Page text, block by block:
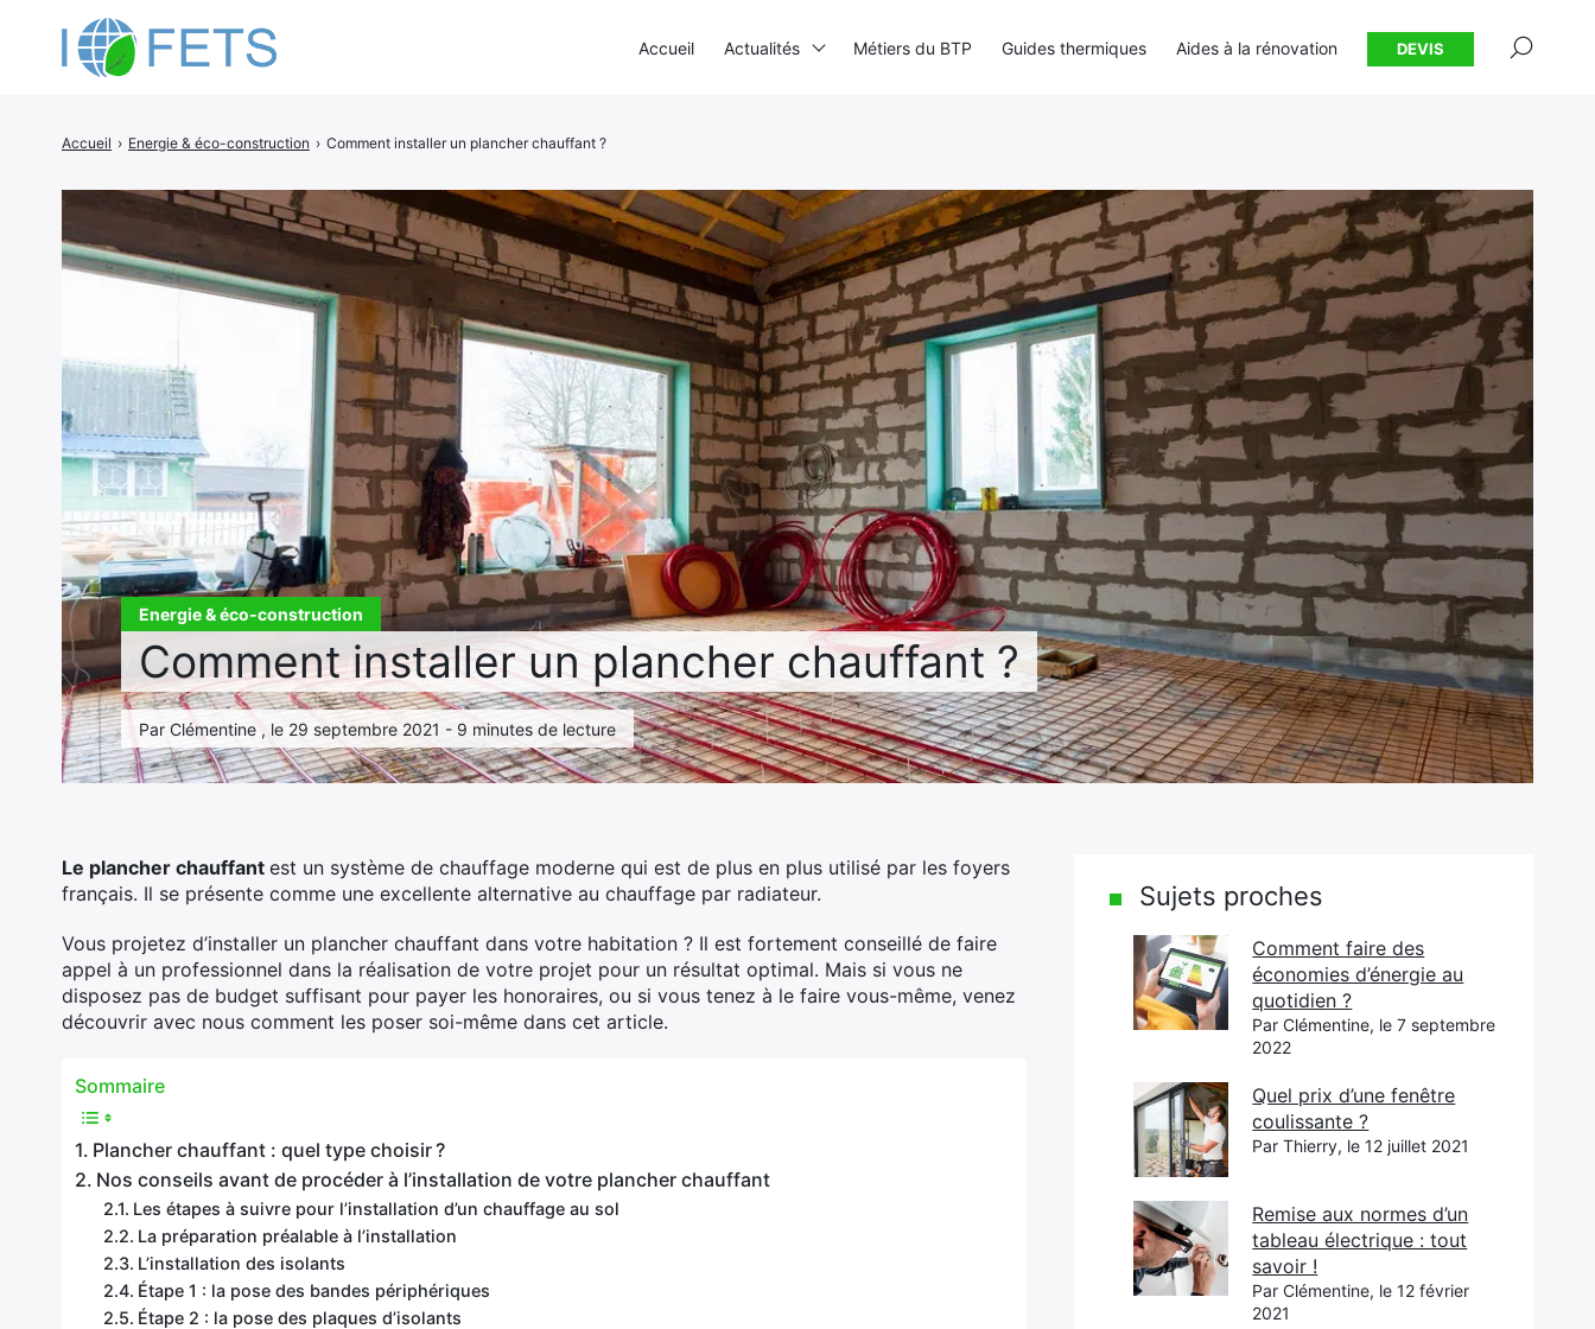
Energie & éco-construction
Comment installer un plancher chauffant ?
Par Clémentine , le 29 septembre 2021 - 9 minutes de lecture
Accueil › Energie & éco-construction › Comment installer un plancher chauffant ?
Le plancher chauffant est un système de chauffage moderne qui est de plus en plus utilisé par les foyers
français. Il se présente comme une excellente alternative au chauffage par radiateur.
Vous projetez d’installer un plancher chauffant dans votre habitation ? Il est fortement conseillé de faire
appel à un professionnel dans la réalisation de votre projet pour un résultat optimal. Mais si vous ne
disposez pas de budget suffisant pour payer les honoraires, ou si vous tenez à le faire vous-même, venez
découvrir avec nous comment les poser soi-même dans cet article.
Sommaire
Plancher chauffant : quel type choisir ?
Nos conseils avant de procéder à l’installation de votre plancher chauffant
Les étapes à suivre pour l’installation d’un chauffage au sol
La préparation préalable à l’installation
L’installation des isolants
Étape 1 : la pose des bandes périphériques
Étape 2 : la pose des plaques d’isolants
Sujets proches
Comment faire des
économies d’énergie au
quotidien ?
Par Clémentine, le 7 septembre
2022
Quel prix d’une fenêtre
coulissante ?
Par Thierry, le 12 juillet 2021
Remise aux normes d’un
tableau électrique : tout
savoir !
Par Clémentine, le 12 février
2021
Accueil Actualités Métiers du BTP Guides thermiques Aides à la rénovation DEVIS
Rechercher